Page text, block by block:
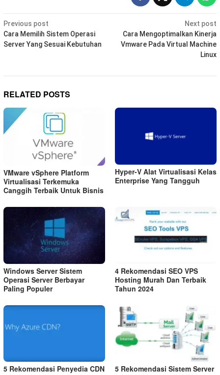
Post
navigation
Previous post
Cara Memilih Sistem Operasi
Server Yang Sesuai Kebutuhan
Next post
Cara Mengoptimalkan Kinerja
Vmware Pada Virtual Machine
Linux
RELATED POSTS
VMware vSphere Platform
Virtualisasi Terkemuka
Canggih Terbaik Untuk Bisnis
Hyper-V Alat Virtualisasi Kelas
Enterprise Yang Tangguh
Windows Server Sistem
Operasi Server Berbayar
Paling Populer
4 Rekomendasi SEO VPS
Hosting Murah Dan Terbaik
Tahun 2024
5 Rekomendasi Penyedia CDN
5 Rekomendasi Sistem Server